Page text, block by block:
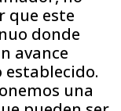
que este
donde
avance
una